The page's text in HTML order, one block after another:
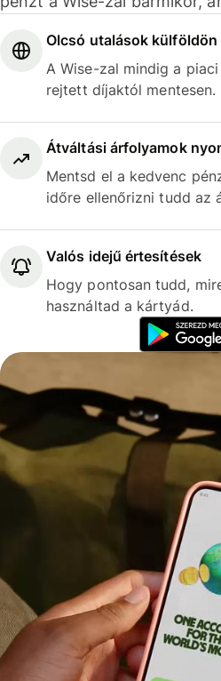
Olcsó utalások külföldön
A Wise-zal mindig a
rejtett díjaktól mentesen.
Átváltási árfolyamok
Mentsd el a kedvenc
időre ellenőrizni tudd az
Valós idejű értesítések
Hogy pontosan tudd,
használtad a kártyád.